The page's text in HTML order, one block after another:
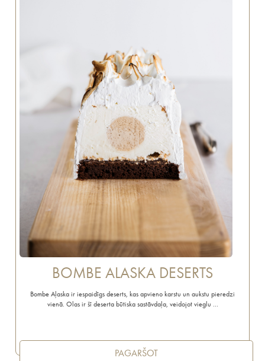
BOMBE ALASKA DESERTS
Bombe Aļaska ir iespaidīgs deserts, kas apvieno karstu un aukstu pieredzi
vienā. Olas ir šī deserta būtiska sastāvdaļa, veidojot vieglu …
PAGARŠOT